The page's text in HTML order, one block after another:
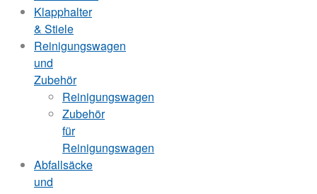
Klapphalter
& Stiele
Reinigungswagen
und
Zubehör
Reinigungswagen
Zubehör
für
Reinigungswagen
Abfallsäcke
und